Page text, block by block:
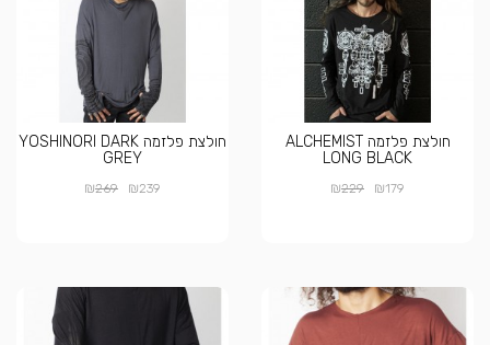
חולצת פלזמה ALCHEMIST
LONG BLACK
₪179
₪229
חולצת פלזמה YOSHINORI DARK
GREY
₪239
₪269